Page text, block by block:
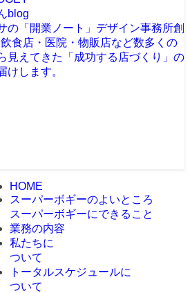
blog
の「開業ノート」 デザイン事務所創
食店・医院・物販店など数多くの
見えてきた「成功する店づくり」の
けします。
HOME
スーパーボギーのよいところ
スーパーボギーにできること
業務の内容
私たちに
ついて
トータルスケジュールに
ついて